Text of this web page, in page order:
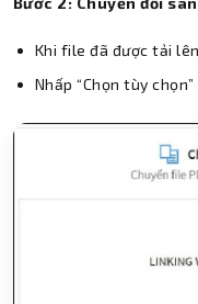
Khi file đã được tải
Nhấp “Chọn tùy